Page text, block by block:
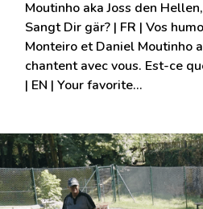
Moutinho aka Joss den
Sangt Dir gär? | FR | Vos
Monteiro et Daniel Moutinho
chantent avec vous. Est-ce
| EN | Your favorite…